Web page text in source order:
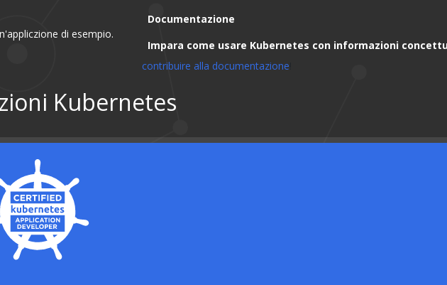
di esempio.
Documentazione
Impara come usare Kubernetes con informazioni
contribuire alla documentazione
Kubernetes